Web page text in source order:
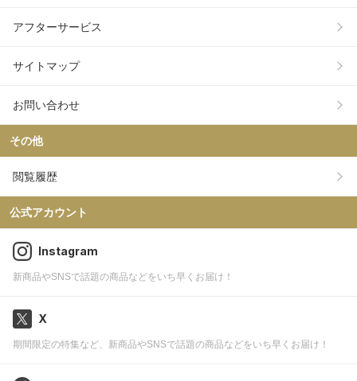
アフターサービス
サイトマップ
お問い合わせ
その他
閲覧履歴
公式アカウント
Instagram
新商品やSNSで話題の商品などをいち早くお届け！
X
期間限定の特集など、新商品やSNSで話題の商品などをいち早くお届け！